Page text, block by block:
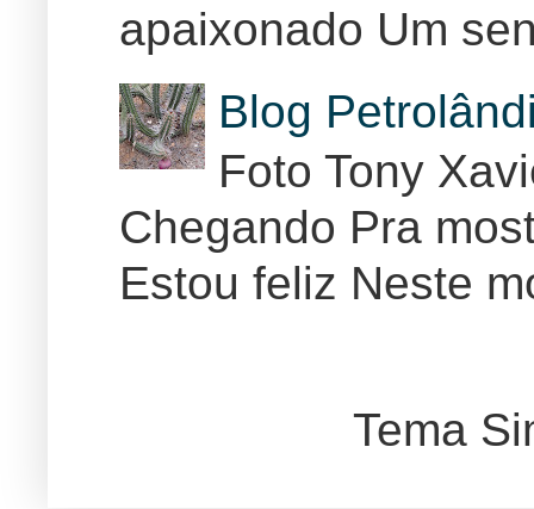
apaixonado Um
Blog
Foto Tony
Chegando Pra
Estou feliz Neste
Tema